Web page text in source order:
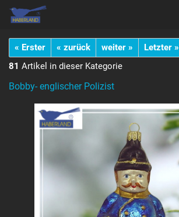
« Erster « zurück weiter »
Letzter »
81 Artikel in dieser Kategorie
Bobby- englischer Polizist